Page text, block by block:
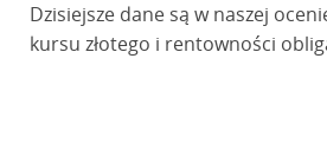
Dzisiejsze dane są w naszej
kursu złotego i rentowności